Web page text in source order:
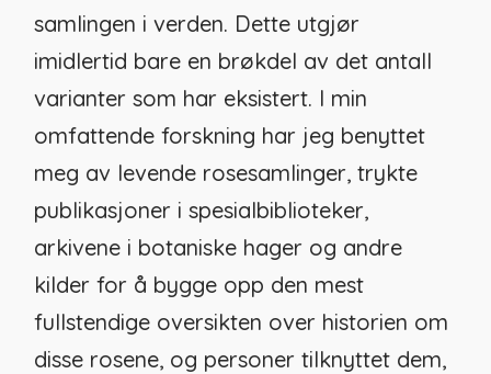
samlingen i verden. Dette utgjør
imidlertid bare en brøkdel av det antall
varianter som har eksistert. I min
omfattende forskning har jeg benyttet
meg av levende rosesamlinger, trykte
publikasjoner i spesialbiblioteker,
arkivene i botaniske hager og andre
kilder for å bygge opp den mest
fullstendige oversikten over historien om
disse rosene, og personer tilknyttet dem,